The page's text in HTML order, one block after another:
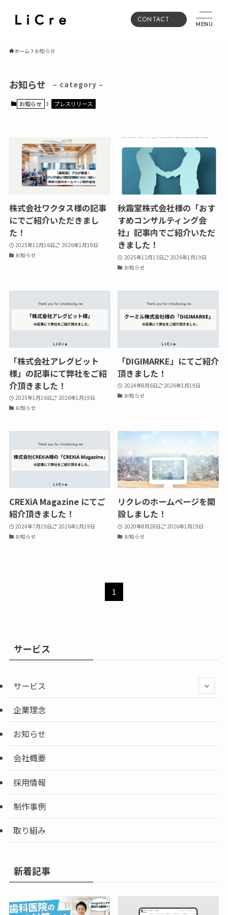
CONTACT
MENU
ホーム お知らせ
お知らせ – category –
お知らせ プレスリリース
株式会社ワクタス様の記事
にでご紹介いただきまし
た！
2025年12月16日
2026年1月19日
お知らせ
秋霜堂株式会社様の「おす
すめコンサルティング会
社」記事内でご紹介いただ
きました！
2025年12月13日
2026年1月19日
お知らせ
「株式会社アレグビット
様」の記事にて弊社をご紹
介頂きました！
2025年1月16日
2026年1月19日
お知らせ
「DIGIMARKE」にてご紹介
頂きました！
2024年8月6日
2026年1月19日
お知らせ
CREXiA Magazine にてご
紹介頂きました！
2024年7月19日
2026年1月19日
お知らせ
リクレのホームページを開
設しました！
2020年8月28日
2026年1月19日
お知らせ
1
サービス
サービス
企業理念
お知らせ
会社概要
採用情報
制作事例
取り組み
新着記事